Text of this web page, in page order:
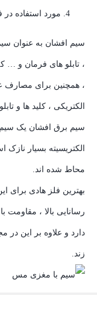
مورد استفاده
سیم افشان به عنوان
، تابلو های فرمان و …
، همچنین برای مصارف
الکتریکی ، کلید ها و تابلو ها تا ولتاژ 750
سیم برق افشان یک
الکتریسیته بسیار
محاط شده‌ اند.
بهترین فلز هادی
رسانایی بالا ، مقاومت
دارد و علاوه بر این
زند.